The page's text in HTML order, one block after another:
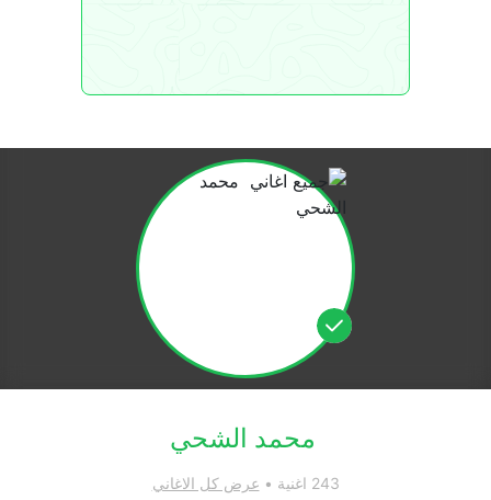
محمد الشحي
243 اغنية • عرض كل الاغاني